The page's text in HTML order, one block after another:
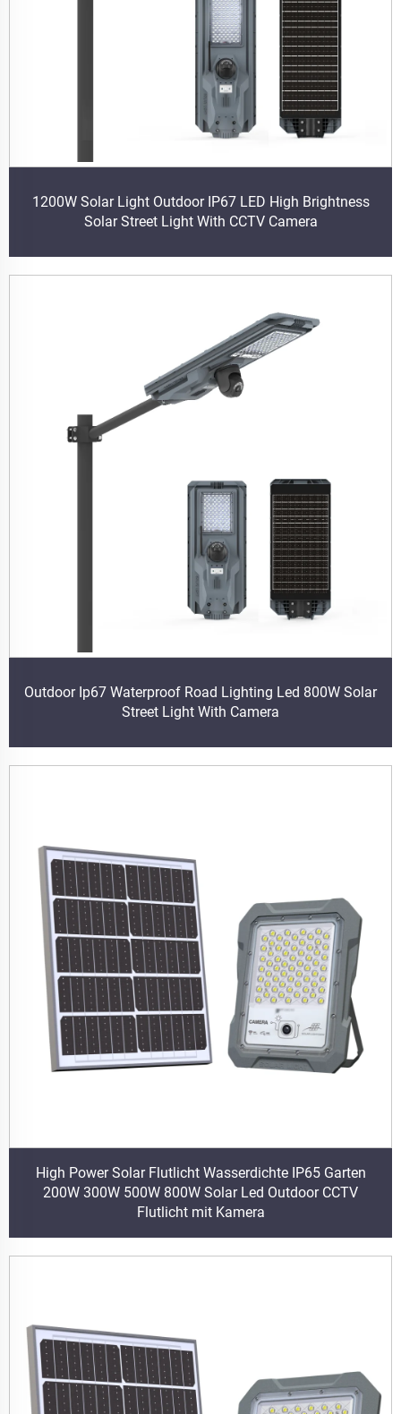
1200W Solar Light Outdoor IP67 LED High Brightness
Solar Street Light With CCTV Camera
Outdoor Ip67 Waterproof Road Lighting Led 800W Solar
Street Light With Camera
High Power Solar Flutlicht Wasserdichte IP65 Garten
200W 300W 500W 800W Solar Led Outdoor CCTV
Flutlicht mit Kamera